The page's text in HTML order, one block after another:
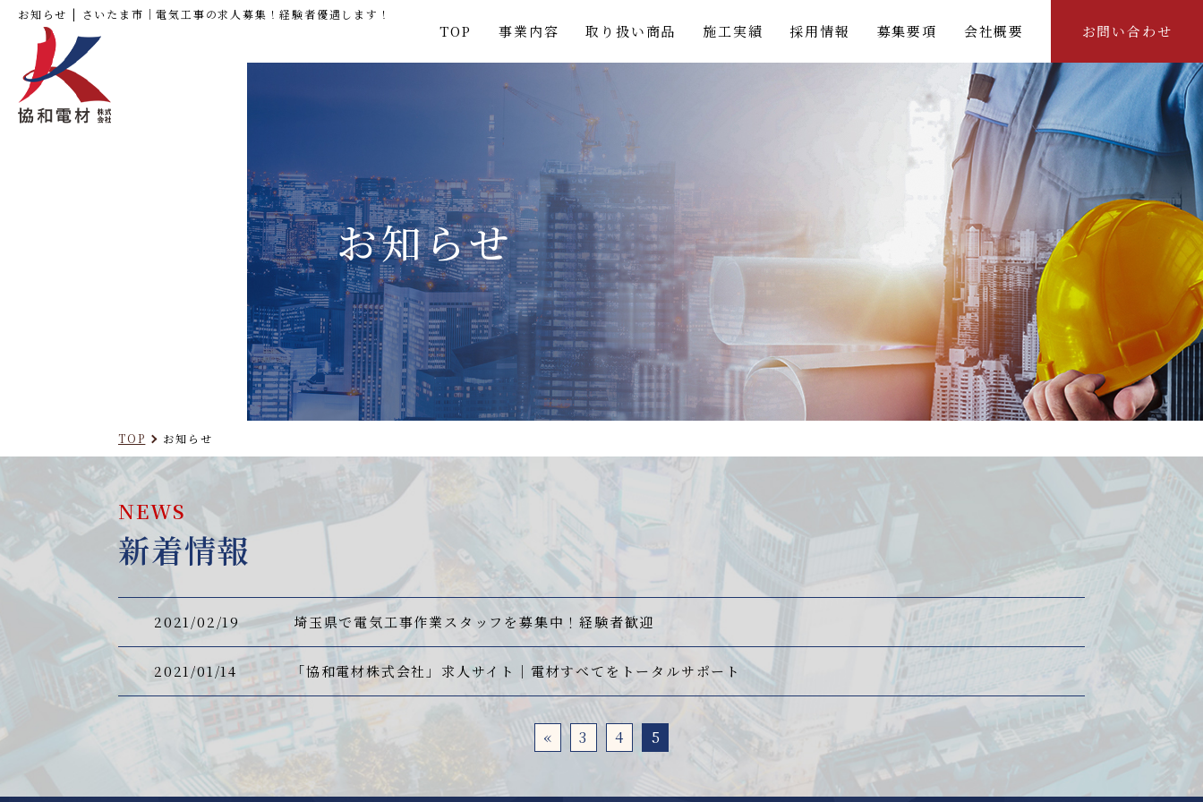
お知らせ | さいたま市｜電気工事の求人募集！経験者優遇します！
TOP 事業内容 取り扱い商品 施工実績 採用情報 募集要項 会社概要 お問い合わせ
お知らせ
TOP お知らせ
NEWS
新着情報
2021/02/19 埼玉県で電気工事作業スタッフを募集中！経験者歓迎
2021/01/14 「協和電材株式会社」求人サイト｜電材すべてをトータルサポート
« 3 4 5